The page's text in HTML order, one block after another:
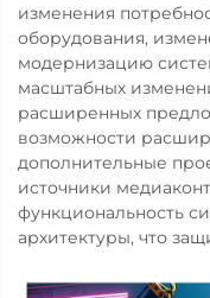
изменения
оборудования,
модернизацию
масштабных
расширенных
возможности
дополнительные
источники
функциональность
архитектуры, что